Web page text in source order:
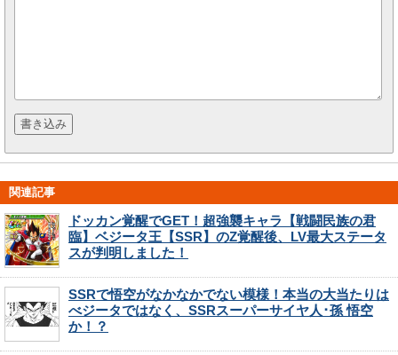
関連記事
ドッカン覚醒でGET！超強襲キャラ【戦闘民族の君
臨】ベジータ王【SSR】のZ覚醒後、LV最大ステータ
スが判明しました！
SSRで悟空がなかなかでない模様！本当の大当たりは
べジータではなく、SSRスーパーサイヤ人･孫 悟空
か！？